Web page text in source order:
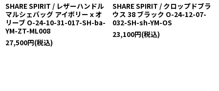
SHARE SPIRIT / レザーハンドル
マルシェバッグ アイボリーｘオ
リーブ O-24-10-31-017-SH-ba-
YM-ZT-ML008
27,500円(税込)
SHARE SPIRIT / クロップドブラ
ウス 38 ブラック O-24-12-07-
032-SH-sh-YM-OS
23,100円(税込)